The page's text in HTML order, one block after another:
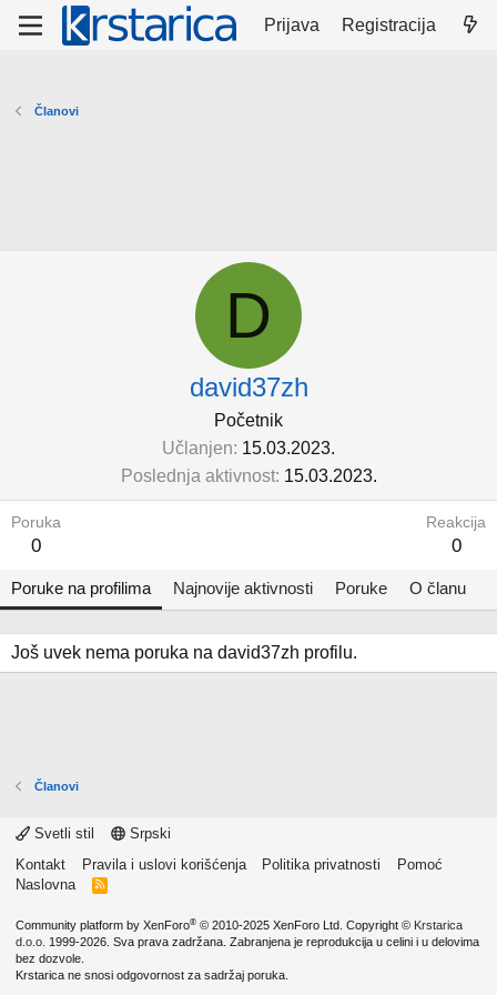
Prijava Registracija
Članovi
D
david37zh
Početnik
Učlanjen 15.03.2023.
Poslednja aktivnost 15.03.2023.
Poruka
0
Reakcija
0
Poruke na profilima Najnovije aktivnosti Poruke O članu
Još uvek nema poruka na david37zh profilu.
Članovi
Svetli stil
Srpski
Kontakt
Pravila i uslovi korišćenja Politika privatnosti
Pomoć
Naslovna
R
Community platform by XenForo® © 2010-2025 XenForo Ltd. Copyright © Krstarica
d.o.o. 1999-2026. Sva prava zadržana. Zabranjena je reprodukcija u celini i u delovima
bez dozvole.
Krstarica ne snosi odgovornost za sadržaj poruka.